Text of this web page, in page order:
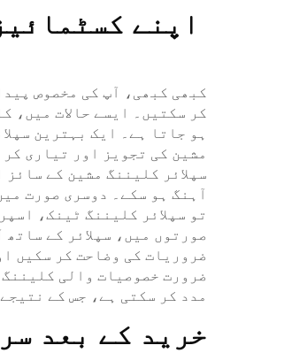
اپنے
کبھی کبھی، آپ کی مخصوص
کر سکتیں۔ ایسے حالات میں،
ہو جاتا ہے۔ ایک بہترین
مشین کی تجویز اور تیاری
سپلائر کلیننگ مشین کے
آہنگ ہو سکے۔ دوسری صورت
تو سپلائر کلیننگ ٹینک،
صورتوں میں، سپلائر کے
ضروریات کی وضاحت کر سکیں
ضرورت خصوصیات والی
مدد کر سکتی ہے، جس کے
خرید کے بعد